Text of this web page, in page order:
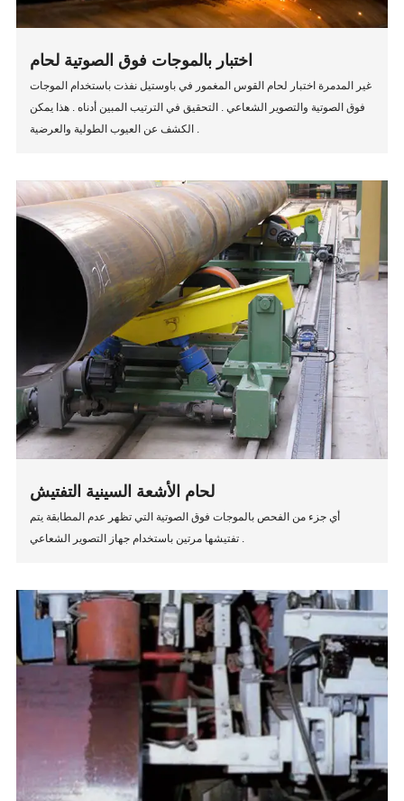
اختبار بالموجات فوق الصوتية لحام
غير المدمرة اختبار لحام القوس المغمور في باوستيل نفذت باستخدام الموجات
فوق الصوتية والتصوير الشعاعي . التحقيق في الترتيب المبين أدناه . هذا يمكن
الكشف عن العيوب الطولية والعرضية .
لحام الأشعة السينية التفتيش
أي جزء من الفحص بالموجات فوق الصوتية التي تظهر عدم المطابقة يتم
تفتيشها مرتين باستخدام جهاز التصوير الشعاعي .